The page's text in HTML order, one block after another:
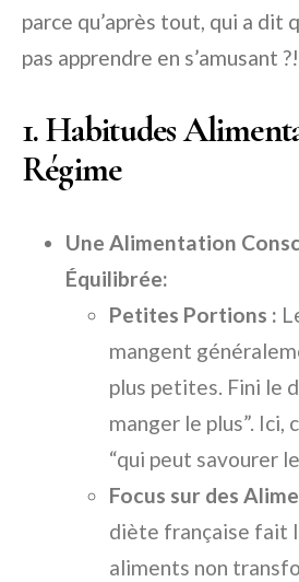
parce qu’après tout, qui a dit
pas apprendre en s’amusant ?!
1. Habitudes
Régime
Une Alimentation
Équilibrée:
Petites Portions :
mangent
plus petites. Fini le
manger le plus”. Ici,
“qui peut savourer le
Focus sur des
diète française fait
aliments non